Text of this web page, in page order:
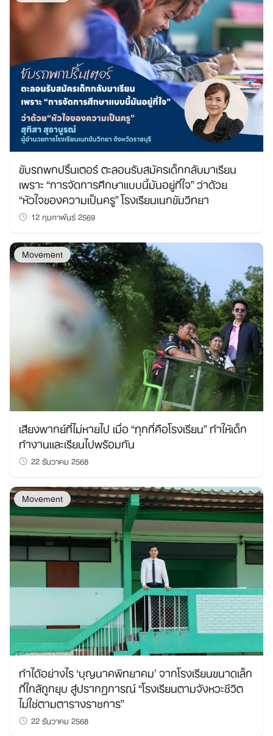
ขับรถพกปริ้นเตอร์ ตะลอนรับสมัครเด็กกลับมาเรียน
เพราะ “การจัดการศึกษาแบบนี้มันอยู่ที่ใจ” ว่าด้วย
“หัวใจของความเป็นครู” โรงเรียนเนกขัมวิทยา
12 กุมภาพันธ์ 2569
Movement
เสียงพากย์ที่ไม่หายไป เมื่อ “ทุกที่คือโรงเรียน” ทำให้เด็ก
ทำงานและเรียนไปพร้อมกัน
22 ธันวาคม 2568
Movement
ทำได้อย่างไร ‘บุญนาคพิทยาคม’ จากโรงเรียนขนาดเล็ก
ที่ใกล้ถูกยุบ สู่ปรากฏการณ์ “โรงเรียนตามจังหวะชีวิต
ไม่ใช่ตามตารางราชการ”
22 ธันวาคม 2568